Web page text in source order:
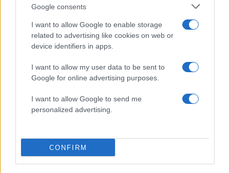
Google consents
I want to allow Google to enable storage
related to advertising like cookies on web or
device identifiers in apps.
I want to allow my user data to be sent to
Google for online advertising purposes.
I want to allow Google to send me
personalized advertising.
CONFIRM
Στέφανος Κασσελάκης: «Η δημιουργία
οικογένειας είναι ένα από τα πιο όμορφα και
δημιουργικά όνειρα που έχω»